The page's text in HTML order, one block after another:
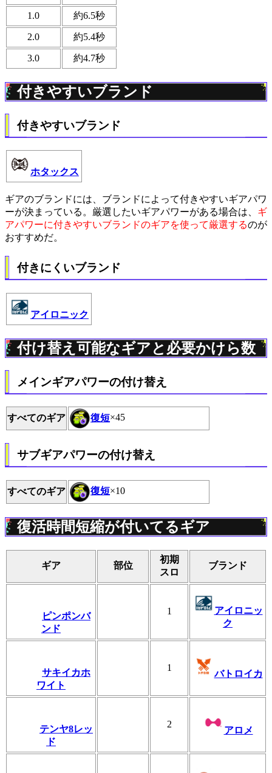
1.0 約6.5秒
2.0 約5.4秒
3.0 約4.7秒
付きやすいブランド
付きやすいブランド
ホタックス
ギアのブランドには、ブランドによって付きやすいギアパワ
ーが決まっている。厳選したいギアパワーがある場合は、 ギ
アパワーに付きやすいブランドのギアを使って厳選するのが
おすすめだ。
付きにくいブランド
アイロニック
付け替え可能なギアと必要かけら数
メインギアパワーの付け替え
すべてのギア 復短×45
サブギアパワーの付け替え
すべてのギア 復短×10
復活時間短縮が付いてるギア
ギア 部位
初期
スロ
ブランド
ピンポンバ
ンド
1
アイロニッ
ク
サキイカホ
ワイト
1
バトロイカ
テンヤ8レッ
ド
2
アロメ